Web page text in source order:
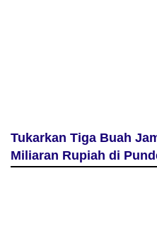
Tukarkan Tiga Buah
Miliaran Rupiah di